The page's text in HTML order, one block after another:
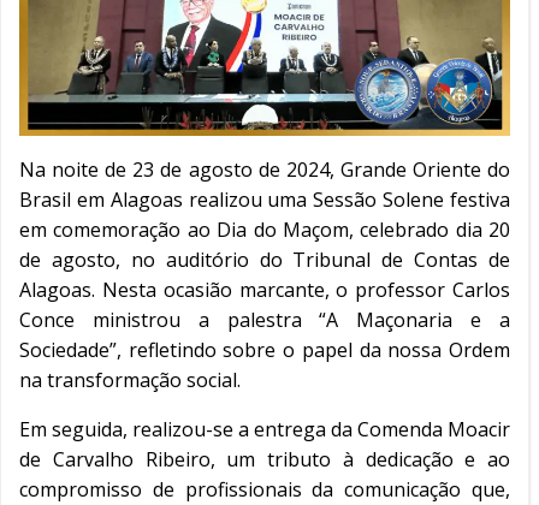
Na noite de 23 de agosto de 2024, Grande Oriente do
Brasil em Alagoas realizou uma Sessão Solene festiva
em comemoração ao Dia do Maçom, celebrado dia 20
de agosto, no auditório do Tribunal de Contas de
Alagoas. Nesta ocasião marcante, o professor Carlos
Conce ministrou a palestra “A Maçonaria e a
Sociedade”, refletindo sobre o papel da nossa Ordem
na transformação social.
Em seguida, realizou-se a entrega da Comenda Moacir
de Carvalho Ribeiro, um tributo à dedicação e ao
compromisso de profissionais da comunicação que,